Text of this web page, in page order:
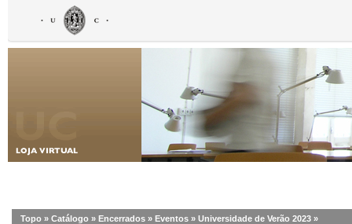
Topo » Catálogo » Encerrados » Eventos » Universidade de Verão 2023 »